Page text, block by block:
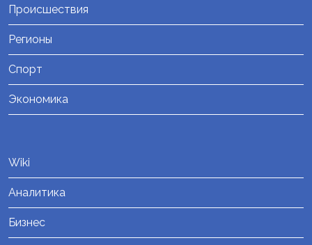
Происшествия
Регионы
Спорт
Экономика
Wiki
Аналитика
Бизнес